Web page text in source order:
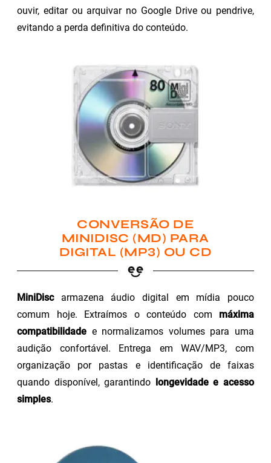
ouvir, editar ou arquivar no Google Drive ou pendrive,
evitando a perda definitiva do conteúdo.
CONVERSÃO DE
MINIDISC (MD) PARA
DIGITAL (MP3) OU CD
MiniDiscarmazena áudio digital em mídia pouco
comum hoje. Extraímos o conteúdo com máxima
compatibilidade e normalizamos volumes para uma
audição confortável. Entrega em WAV/MP3, com
organização por pastas e identificação de faixas
quando disponível, garantindo longevidade e acesso
simples.